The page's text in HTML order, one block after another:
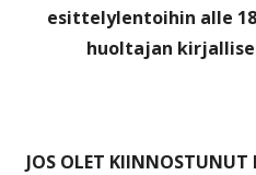
esittelylentoihin alle
huoltajan
JOS OLET KIINNOSTUNUT